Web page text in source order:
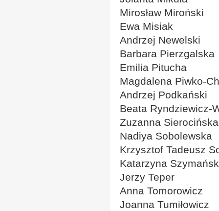
Mirosław Miroński
Ewa Misiak
Andrzej Newelski
Barbara Pierzgalska
Emilia Pitucha
Magdalena Piwko-
Andrzej Podkański
Beata Ryndziewicz-
Zuzanna Sierocińska
Nadiya Sobolewska
Krzysztof Tadeusz
Katarzyna
Jerzy Teper
Anna Tomorowicz
Joanna Tumiłowicz